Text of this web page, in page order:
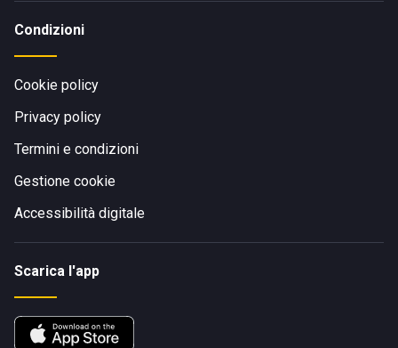
Condizioni
Cookie policy
Privacy policy
Termini e condizioni
Gestione cookie
Accessibilità digitale
Scarica l'app